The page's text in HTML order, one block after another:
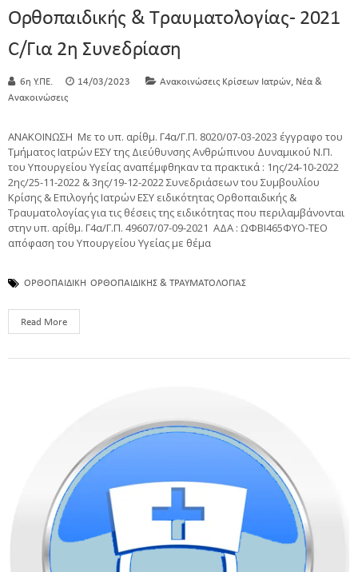
Ορθοπαιδικής & Τραυματολογίας- 2021
C/για 2η Συνεδρίαση
6η Υ.ΠΕ. 14/03/2023 Ανακοινώσεις Κρίσεων Ιατρών, Νέα &
Ανακοινώσεις
ΑΝΑΚΟΙΝΩΣΗ Με το υπ. αρίθμ. Γ4α/Γ.Π. 8020/07-03-2023 έγγραφο του
Τμήματος Ιατρών ΕΣΥ της Διεύθυνσης Ανθρώπινου Δυναμικού Ν.Π.
του Υπουργείου Υγείας αναπέμφθηκαν τα πρακτικά : 1ης/24-10-2022
2ης/25-11-2022 & 3ης/19-12-2022 Συνεδριάσεων του Συμβουλίου
Κρίσης & Επιλογής Ιατρών ΕΣΥ ειδικότητας Ορθοπαιδικής &
Τραυματολογίας για τις θέσεις της ειδικότητας που περιλαμβάνονται
στην υπ. αρίθμ. Γ4α/Γ.Π. 49607/07-09-2021 ΑΔΑ : ΩΦΒΙ465ΦΥΟ-ΤΕΟ
απόφαση του Υπουργείου Υγείας με θέμα
ΟΡΘΟΠΑΙΔΙΚΗ ΟΡΘΟΠΑΙΔΙΚΗΣ & ΤΡΑΥΜΑΤΟΛΟΓΙΑΣ
Read More